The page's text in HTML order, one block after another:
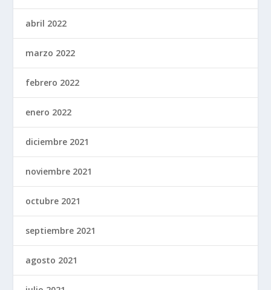
abril 2022
marzo 2022
febrero 2022
enero 2022
diciembre 2021
noviembre 2021
octubre 2021
septiembre 2021
agosto 2021